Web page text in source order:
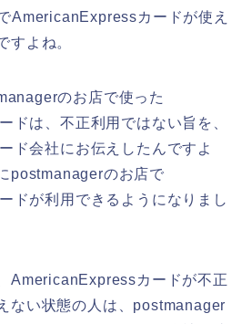
AmericanExpressカードが使え
すよね。
のお店で使った
ドは、不正利用ではない旨を、
ド会社にお伝えしたんですよ
postmanagerのお店で
ドが利用できるようになりまし
AmericanExpressカードが不正
ない状態の人は、postmanager